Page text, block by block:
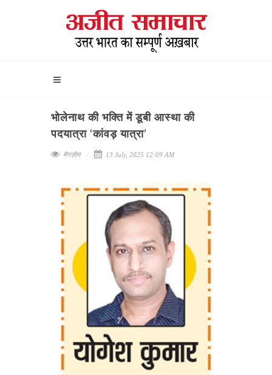
भोलेनाथ की भक्ति में डूबी आस्था की
पदयात्रा ‘कांवड़ यात्रा’
मैगज़ीन 13 July, 2025 12:09 AM